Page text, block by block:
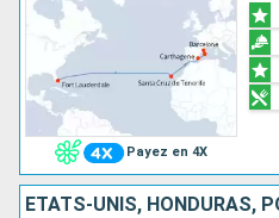
Payez en 4X